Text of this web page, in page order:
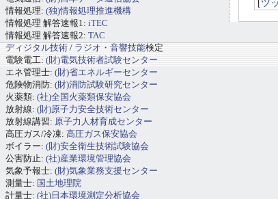
[ツ
情報処理: (独)情報処理推進機構
情報処理 解答速報1: iTEC
情報処理 解答速報2: TAC
ディジタル技術 / ラジオ・音響技能検定
電験電工: (財)電気技術者試験センター
エネ管理士: (財)省エネルギーセンター
危険物消防: (財)消防試験研究センター
火薬類: (社)全国火薬類保安協会
放射線: (財)原子力安全技術センター
放射線講習: 原子力人材育成センター
高圧ガス/冷凍: 高圧ガス保安協会
ボイラー: (財)安全衛生技術試験協会
公害防止: (社)産業環境管理協会
気象予報士: (財)気象業務支援センター
測量士: 国土地理院
計量士: (社)日本環境測定分析協会